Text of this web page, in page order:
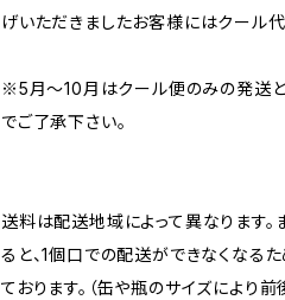
げいただきましたお客様にはクール
※5月～10月はクール便のみの発送
でご了承下さい。
送料は配送地域によって異なります
ると、1個口での配送ができなくなる
ております。（缶や瓶のサイズにより